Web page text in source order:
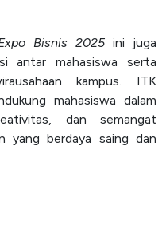
Bisnis 2025ini juga
antar mahasiswa serta
kampus. ITK
mahasiswa dalam
dan semangat
yang berdaya saing dan